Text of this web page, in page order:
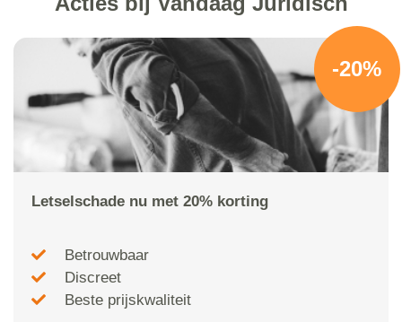
-20%
Letselschade nu met 20% korting
Betrouwbaar
Discreet
Beste prijskwaliteit